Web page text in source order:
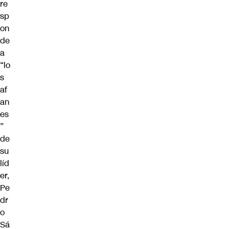
re
sp
on
de
a
“lo
s
af
an
es
”
de
su
líd
er,
Pe
dr
o
Sá